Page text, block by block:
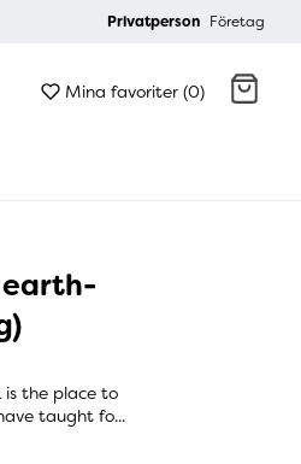
Privatperson Företag
Mina favoriter (0)
the place to
taught fo...